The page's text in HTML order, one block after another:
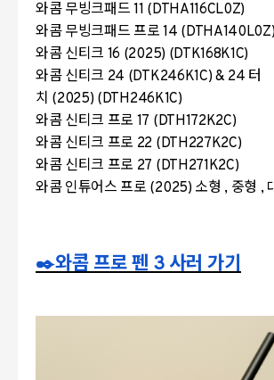
와콤 무빙크패드 11 (DTHA116CL0Z)
와콤 무빙크패드 프로 14 (DTHA140L0Z)
와콤 신티크 16 (2025) (DTK168K1C)
와콤 신티크 24 (DTK246K1C) & 24 터
치 (2025) (DTH246K1C)
와콤 신티크 프로 17 (DTH172K2C)
와콤 신티크 프로 22 (DTH227K2C)
와콤 신티크 프로 27 (DTH271K2C)
와콤 인튜어스 프로 (2025) 소형 , 중형 ,
✒️와콤 프로 펜 3 사러 가기